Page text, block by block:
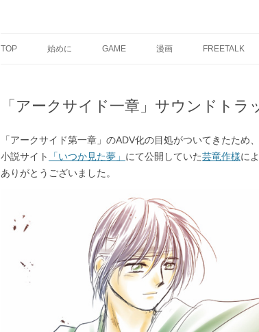
TOP 始めに GAME 漫画 FREETALK
「アークサイド一章」サウンドトラ
「アークサイド第一章」のADV化の目処がついてきたため、
小説サイト
「いつか見た夢」 にて公開していた芸竜作様に
ありがとうございました。